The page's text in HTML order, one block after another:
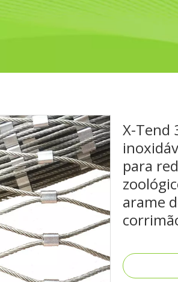
X-Tend
para
arame